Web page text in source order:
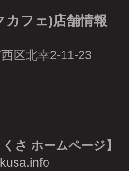
フェ)店舗情報
区北幸2-11-23
さ ホームページ】